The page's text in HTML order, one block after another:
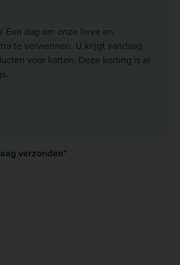
Een dag om onze lieve en
te verwennen. U krijgt vandaag
voor katten. Deze korting is al
verzonden*